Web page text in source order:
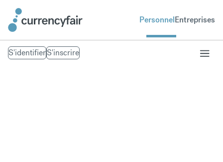
PersonnelEntreprises
S'identifierS'inscrire